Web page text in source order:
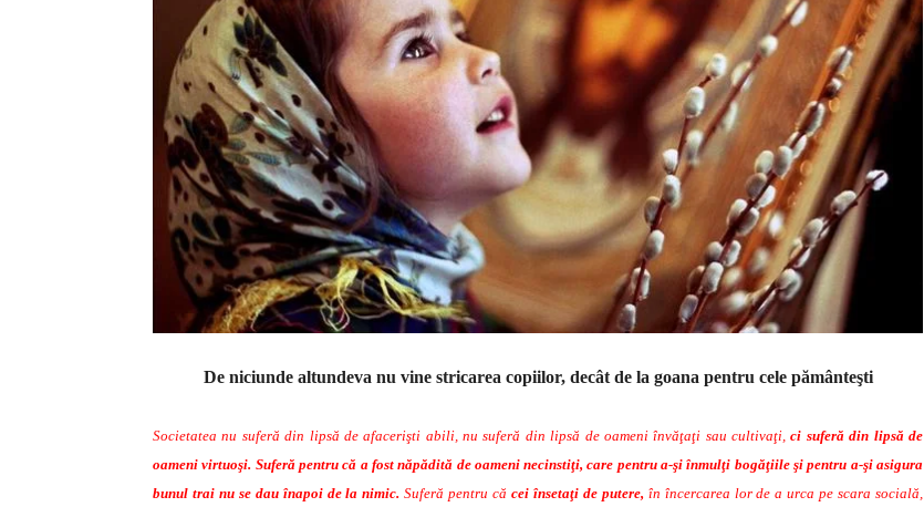
De niciunde altundeva nu vine stricarea copiilor, decât de la goana pentru cele pământeşti
Societatea nu suferă din lipsă de afacerişti abili, nu suferă din lipsă de oameni învăţaţi sau cultivaţi, ci suferă din lipsă de
oameni virtuoşi. Suferă pentru că a fost năpădită de oameni necinstiţi, care pentru a-şi înmulţi bogăţiile şi pentru a-şi asigura
bunul trai nu se dau înapoi de la nimic. Suferă pentru că cei însetaţi de putere, în încercarea lor de a urca pe scara socială,